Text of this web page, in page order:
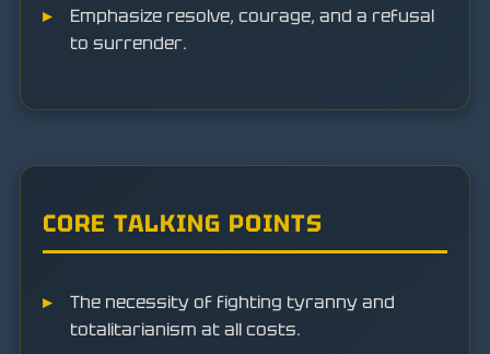
Emphasize resolve, courage, and a refusal
to surrender.
CORE TALKING POINTS
The necessity of fighting tyranny and
totalitarianism at all costs.